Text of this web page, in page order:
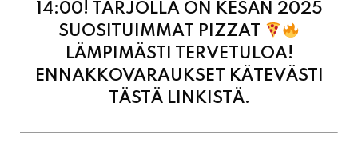
ENNAKKOVARAUKSET KÄTEVÄSTI
TÄSTÄ LINKISTÄ.
-